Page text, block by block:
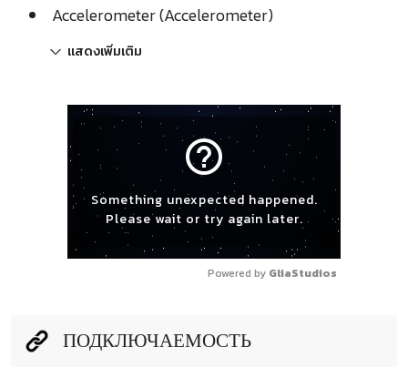
Accelerometer (Accelerometer)
แสดงเพิ่มเติม
help_outline
Something unexpected happened.
Please wait or try again later.
Powered by GliaStudios
ПОДКЛЮЧАЕМОСТЬ